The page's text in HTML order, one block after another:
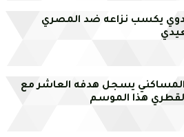
يكسب نزاعه ضد المصري
يسجل هدفه العاشر مع
هذا الموسم